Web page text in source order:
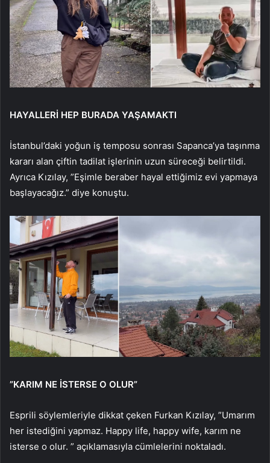
HAYALLERİ HEP BURADA YAŞAMAKTI
İstanbul’daki yoğun iş temposu sonrası Sapanca’ya taşınma
kararı alan çiftin tadilat işlerinin uzun süreceği belirtildi.
Ayrıca Kızılay, ”Eşimle beraber hayal ettiğimiz evi yapmaya
başlayacağız.” diye konuştu.
”KARIM NE İSTERSE O OLUR”
Esprili söylemleriyle dikkat çeken Furkan Kızılay, ”Umarım
her istediğini yapmaz. Happy life, happy wife, karım ne
isterse o olur. ” açıklamasıyla cümlelerini noktaladı.